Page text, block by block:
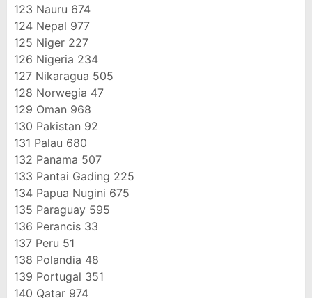
123 Nauru 674
124 Nepal 977
125 Niger 227
126 Nigeria 234
127 Nikaragua 505
128 Norwegia 47
129 Oman 968
130 Pakistan 92
131 Palau 680
132 Panama 507
133 Pantai Gading 225
134 Papua Nugini 675
135 Paraguay 595
136 Perancis 33
137 Peru 51
138 Polandia 48
139 Portugal 351
140 Qatar 974